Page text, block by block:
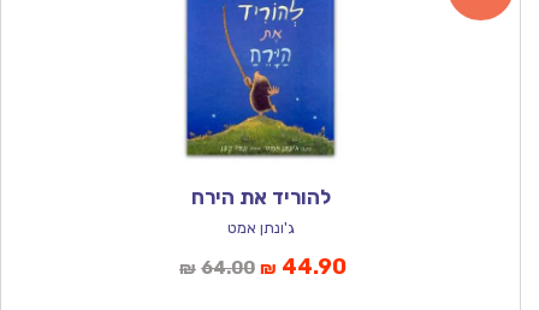
להוריד את הירח
ג'ונתן אמט
₪ 64.00המחיר
₪ 44.90המחיר